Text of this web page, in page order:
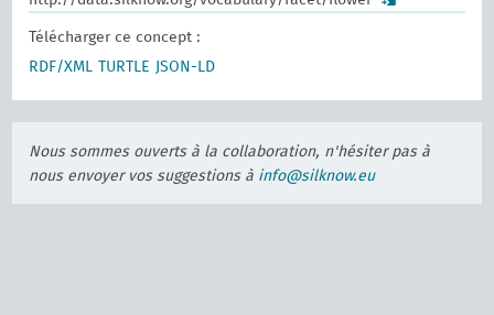
Télécharger ce concept :
RDF/XML
TURTLE JSON-LD
Nous sommes ouverts à la collaboration, n'hésiter pas à
nous envoyer vos suggestions à info@silknow.eu